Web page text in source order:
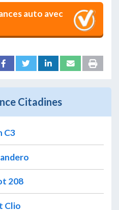
auto avec
Citadines
C3
208
Clio